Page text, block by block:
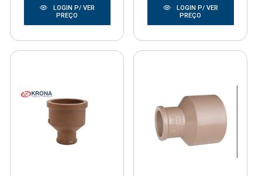
LOGIN P/ VER
PREÇO
LOGIN P/ VER
PREÇO